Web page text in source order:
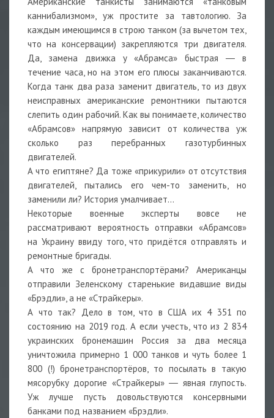
каннибализмом», уж простите за тавтологию. За
каждым имеющимся в строю танком (за вычетом тех,
что на консервации) закрепляются три двигателя.
Да, замена движка у «Абрамса» быстрая ― в
течение часа, но на этом его плюсы заканчиваются.
Когда танк два раза заменит двигатель, то из двух
неисправных американские ремонтники пытаются
слепить один рабочий. Как вы понимаете, количество
«Абрамсов» напрямую зависит от количества уж
сколько раз перебранных газотурбинных
двигателей.
А что египтяне? Да тоже «прикурили» от отсутствия
двигателей, пытались его чем-то заменить, но
заменили ли? История умалчивает…
Некоторые военные эксперты вовсе не
рассматривают вероятность отправки «Абрамсов»
на Украину ввиду того, что придётся отправлять и
ремонтные бригады.
А что же с бронетранспортёрами? Американцы
отправили Зеленскому старенькие видавшие виды
«Брэдли», а не «Страйкеры».
А что так? Дело в том, что в США их 4 351 по
состоянию на 2019 год. А если учесть, что из 2 834
украинских бронемашин Россия за два месяца
уничтожила примерно 1 000 танков и чуть более 1
800 (!) бронетранспортёров, то посылать в такую
мясорубку дорогие «Страйкеры» ― явная глупость.
Уж лучше пусть довольствуются консервными
банками под названием «Брэдли».